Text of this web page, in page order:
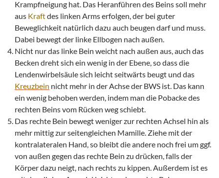
Krampfneigung hat. Das Heranführen des Beins soll mehr
aus Kraftdes linken Arms erfolgen, der bei guter
Beweglichkeit natürlich dazu auch beugen darf und muss.
Dabei bewegt der linke Ellbogen nach außen.
Nicht nur das linke Bein weicht nach außen aus, auch das
Becken dreht sich ein wenig in der Ebene, so dass die
Lendenwirbelsäule sich leicht seitwärts beugt und das
Kreuzbein nicht mehr in der Achse der BWS ist. Das kann
ein wenig behoben werden, indem man die Pobacke des
rechten Beins vom Rücken weg schiebt.
Das rechte Bein bewegt weniger zur rechten Achsel hin als
mehr mittig zur seitengleichen Mamille. Ziehe mit der
kontralateralen Hand, so bleibt die andere noch frei um ggf.
von außen gegen das rechte Bein zu drücken, falls der
Körper dazu neigt, nach rechts zu kippen. Außerdem ist es